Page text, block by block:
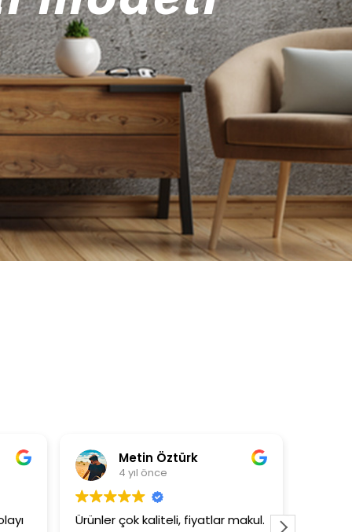
Metin Öztürk
kaliteli, fiyatlar makul.
Asli Ersoy
3+1 evin kagidini kapataslak